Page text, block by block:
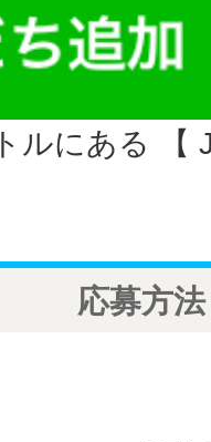
ルにある 【
応募方法